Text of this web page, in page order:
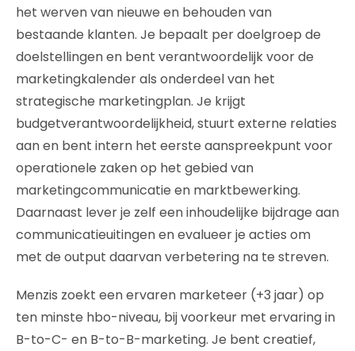
het werven van nieuwe en behouden van
bestaande klanten. Je bepaalt per doelgroep de
doelstellingen en bent verantwoordelijk voor de
marketingkalender als onderdeel van het
strategische marketingplan. Je krijgt
budgetverantwoordelijkheid, stuurt externe relaties
aan en bent intern het eerste aanspreekpunt voor
operationele zaken op het gebied van
marketingcommunicatie en marktbewerking.
Daarnaast lever je zelf een inhoudelijke bijdrage aan
communicatieuitingen en evalueer je acties om
met de output daarvan verbetering na te streven.
Menzis zoekt een ervaren marketeer (+3 jaar) op
ten minste hbo-niveau, bij voorkeur met ervaring in
B-to-C- en B-to-B-marketing. Je bent creatief,